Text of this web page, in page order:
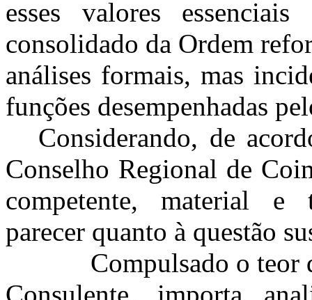
esses valores
consolidado da Ordem
análises formais, mas
funções desempenhadas
Considerando, de
Conselho Regional de
competente, material e
parecer quanto à questão
Compulsado o teor do